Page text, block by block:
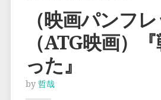
（映画パンフレ
（ATG映画）
った』
by 哲哉